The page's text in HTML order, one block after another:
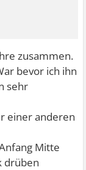
zusammen.
bevor ich ihn
sehr
einer anderen
Mitte
drüben